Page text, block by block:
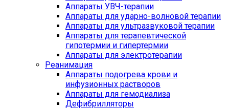
Аппараты УВЧ-терапии
Аппараты для ударно-волновой терапии
Аппараты для ультразвуковой терапии
Аппараты для терапевтической
гипотермии и гипертермии
Аппараты для электротерапии
Реанимация
Аппараты подогрева крови и
инфузионных растворов
Аппараты для гемодиализа
Дефибрилляторы